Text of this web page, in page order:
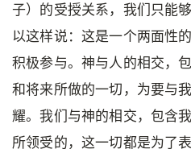
子）的受授关系，我们只能
以这样说：这是一个两面性
积极参与。神与人的相交，
和将来所做的一切，为要与
耀。我们与神的相交，包含
所领受的，这一切都是为了